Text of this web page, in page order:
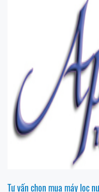
Tư vấn chọn mua máy lọc